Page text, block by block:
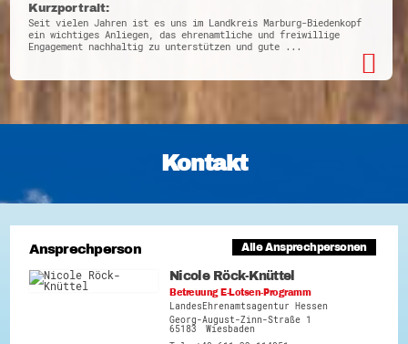
Kurzportrait:
Seit vielen Jahren ist es uns im Landkreis Marburg-Biedenkopf
ein wichtiges Anliegen, das ehrenamtliche und freiwillige
Engagement nachhaltig zu unterstützen und gute ...
Kontakt
Ansprechperson Alle Ansprechpersonen
Nicole Röck-Knüttel
Betreuung E-Lotsen-Programm
LandesEhrenamtsagentur Hessen
Georg-August-Zinn-Straße 1
65183
Wiesbaden